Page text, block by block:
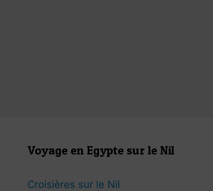
Voyage en Egypte sur le Nil
Croisières sur le Nil